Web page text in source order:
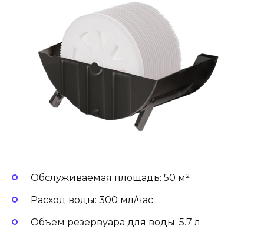
Обслуживаемая площадь: 50 м²
Расход воды: 300 мл/час
Объем резервуара для воды: 5.7 л